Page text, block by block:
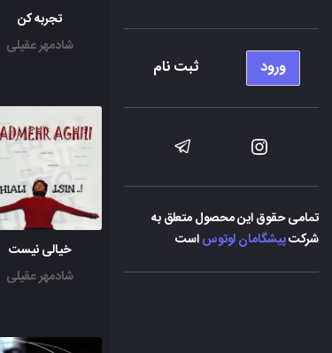
ورود ثبت نام
تمامی حقوق این محصول متعلق به
شرکتپیشگامان لوتوساست
تجربه کن
شادمهر عقیلی
خیالی نیست
شادمهر عقیلی